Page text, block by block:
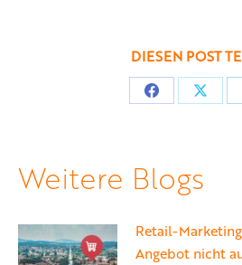
DIESEN POST
Teilen Teilen
Weitere Blogs
Retail-
Angebot nicht